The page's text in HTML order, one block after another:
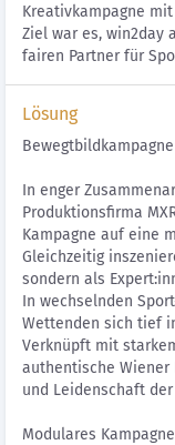
Kreativkampagne
Ziel war es, win2day
fairen Partner für
Lösung
In enger
Produktionsfirma
Kampagne auf eine
Gleichzeitig
sondern als
In wechselnden
Wettenden sich tief
Verknüpft mit
authentische
und Leidenschaft
Modulares